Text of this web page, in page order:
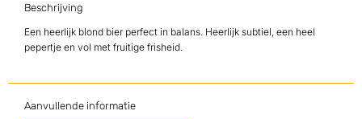
Beschrijving
Een heerlijk blond bier perfect in balans. Heerlijk subtiel, een heel
pepertje en vol met fruitige frisheid.
Aanvullende informatie